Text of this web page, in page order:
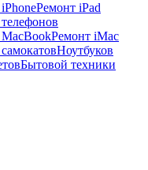
Ремонт iPad
Ремонт iMac
Ноутбуков
Бытовой техники